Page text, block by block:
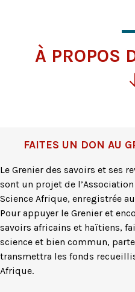
À PROPOS
FAITES UN DON AU
Le Grenier des savoirs et ses
sont un projet de l’Association
Science Afrique, enregistrée
Pour appuyer le Grenier et
savoirs africains et haïtiens,
science et bien commun,
transmettra les fonds
Afrique.